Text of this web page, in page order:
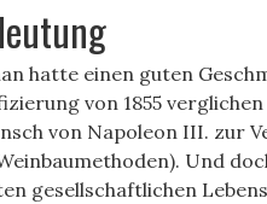
hatte einen guten
von 1855
von Napoleon III. zur
Und
gesellschaftlichen